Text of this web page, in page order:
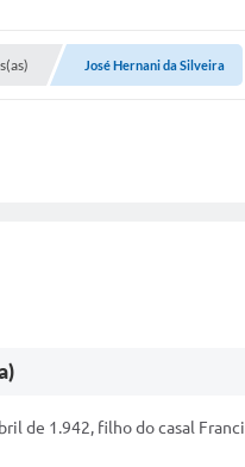
José Hernani da Silveira
de 1.942, filho do casal